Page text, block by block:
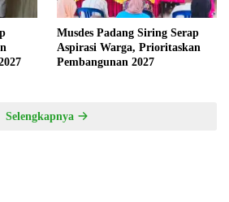
Musdes Padang Siring Serap
Aspirasi Warga, Prioritaskan
Pembangunan 2027
Selengkapnya